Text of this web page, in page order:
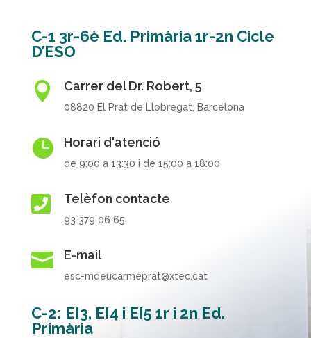
C-1 3r-6è Ed. Primària 1r-2n Cicle
D’ESO
 Carrer del Dr. Robert, 5
08820 El Prat de Llobregat, Barcelona
 Horari d'atenció
de 9:00 a 13:30 i de 15:00 a 18:00
 Telèfon contacte
93 379 06 65
 E-mail
esc-mdeucarmeprat@xtec.cat
C-2: EI3, EI4 i EI5 1r i 2n Ed.
Primària